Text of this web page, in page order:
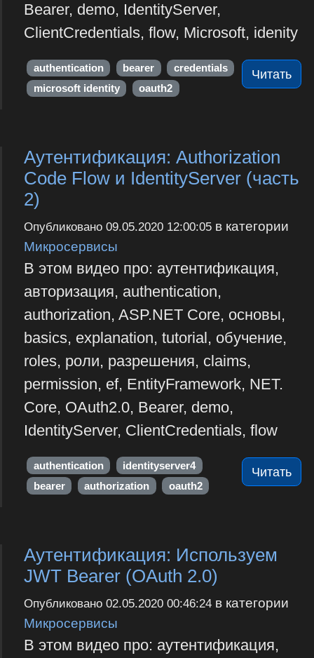
Bearer, demo, IdentityServer,
ClientCredentials, flow, Microsoft, idenity
Читать
authentication bearer
credentials
microsoft identity
oauth2
Аутентификация: Authorization
Code Flow и IdentityServer (часть
2)
Опубликовано 09.05.2020 12:00:05в категории
Микросервисы
В этом видео про: аутентификация,
авторизация, authentication,
authorization, ASP.NET Core, основы,
basics, explanation, tutorial, обучение,
roles, роли, разрешения, claims,
permission, ef, EntityFramework, NET.
Core, OAuth2.0, Bearer, demo,
IdentityServer, ClientCredentials, flow
Читать
authentication
identityserver4
bearer
authorization oauth2
Аутентификация: Используем
JWT Bearer (OAuth 2.0)
Опубликовано 02.05.2020 00:46:24в категории
Микросервисы
В этом видео про: аутентификация,